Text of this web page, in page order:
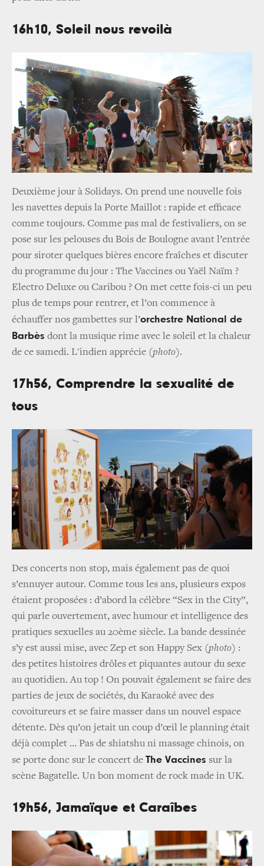
16h10, Soleil nous revoilà
Deuxième jour à Solidays. On prend une nouvelle fois
les navettes depuis la Porte Maillot : rapide et efficace
comme toujours. Comme pas mal de festivaliers, on se
pose sur les pelouses du Bois de Boulogne avant l’entrée
pour siroter quelques bières encore fraîches et discuter
du programme du jour : The Vaccines ou Yaël Naïm ?
Electro Deluxe ou Caribou ? On met cette fois-ci un peu
plus de temps pour rentrer, et l’on commence à
échauffer nos gambettes sur l’orchestre National de
Barbès dont la musique rime avec le soleil et la chaleur
de ce samedi. L'indien apprécie (photo).
17h56, Comprendre la sexualité de
tous
Des concerts non stop, mais également pas de quoi
s’ennuyer autour. Comme tous les ans, plusieurs expos
étaient proposées : d’abord la célèbre “Sex in the City”,
qui parle ouvertement, avec humour et intelligence des
pratiques sexuelles au 20ème siècle. La bande dessinée
s’y est aussi mise, avec Zep et son Happy Sex (photo) :
des petites histoires drôles et piquantes autour du sexe
au quotidien. Au top ! On pouvait également se faire des
parties de jeux de sociétés, du Karaoké avec des
covoitureurs et se faire masser dans un nouvel espace
détente. Dès qu’on jetait un coup d’œil le planning était
déjà complet … Pas de shiatshu ni massage chinois, on
se porte donc sur le concert de The Vaccines sur la
scène Bagatelle. Un bon moment de rock made in UK.
19h56, Jamaïque et Caraîbes